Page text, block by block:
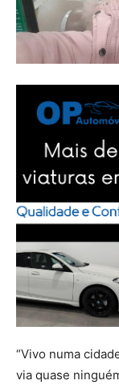
“Vivo numa
via quase